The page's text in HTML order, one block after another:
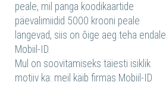
peale, mil panga koodikaartide
päevalimiidid 5000 krooni peale
langevad, siis on õige aeg teha endale
Mobiil-ID.
Mul on soovitamiseks täiesti isiklik
motiiv ka: meil käib firmas Mobiil-ID